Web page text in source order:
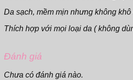
số
Da sạch, mềm mịn nhưng không khô
Thích hợp với mọi loại da ( không
Đánh giá
Chưa có đánh giá nào.